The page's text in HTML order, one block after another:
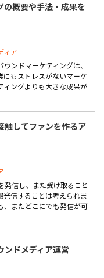
の概要や手法・成果を
ィア
ンドマーケティングは、
にもストレスがないマーケ
ィングよりも大きな成果が
触してファンを作るア
発信し、また受け取ること
発信することは考えられま
、またどこにでも発信が可
ンドメディア運営